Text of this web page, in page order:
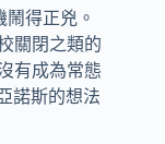
得正兇。
關閉之類的
有成為常態
諾斯的想法